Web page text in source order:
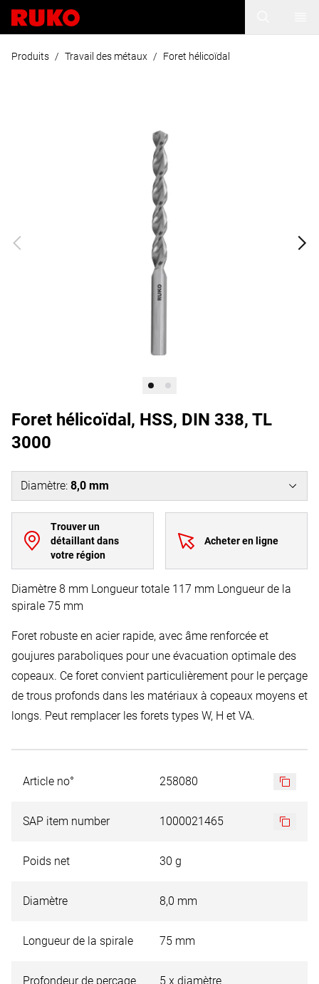
Produits / Travail des métaux / Foret hélicoïdal
Foret hélicoïdal, HSS, DIN 338, TL
3000
Diamètre: 8,0 mm
Trouver un
détaillant dans
votre région
Acheter en ligne
Diamètre 8 mm Longueur totale 117 mm Longueur de la
spirale 75 mm
Foret robuste en acier rapide, avec âme renforcée et
goujures paraboliques pour une évacuation optimale des
copeaux. Ce foret convient particulièrement pour le perçage
de trous profonds dans les matériaux à copeaux moyens et
longs. Peut remplacer les forets types W, H et VA.
Article no° 258080
SAP item number 1000021465
Poids net 30 g
Diamètre 8,0 mm
Longueur de la spirale 75 mm
Profondeur de perçage 5 x diamètre